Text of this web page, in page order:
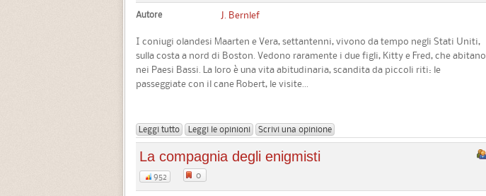
Autore J. Bernlef
I coniugi olandesi Maarten e Vera, settantenni, vivono da tempo negli Stati Uniti,
sulla costa a nord di Boston. Vedono raramente i due figli, Kitty e Fred, che abitano
nei Paesi Bassi. La loro è una vita abitudinaria, scandita da piccoli riti: le
passeggiate con il cane Robert, le visite...
Leggi tutto Leggi le opinioni Scrivi una opinione
La compagnia degli enigmisti
952 0